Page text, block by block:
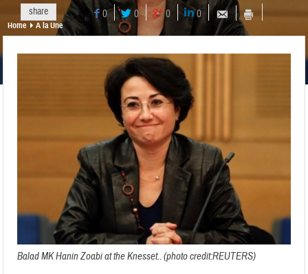
share 0 0 0 0
Home A la Une
Balad MK Hanin Zoabi at the Knesset.. (photo credit:REUTERS)